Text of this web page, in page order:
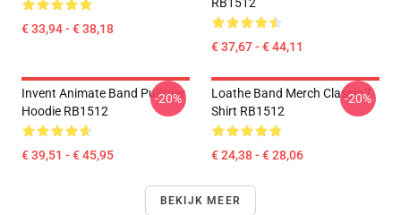
€ 33,94 - € 38,18
€ 37,67 - € 44,11
Invent Animate Band Pullover
Hoodie RB1512
€ 39,51 - € 45,95
-20%
Loathe Band Merch Classic T
Shirt RB1512
€ 24,38 - € 28,06
-20%
BEKIJK MEER